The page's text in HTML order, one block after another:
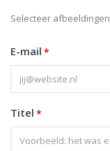
Selecteer afbeeldingen
E-mail *
Titel *